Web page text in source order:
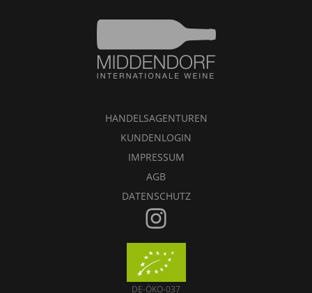
HANDELSAGENTUREN
KUNDENLOGIN
IMPRESSUM
AGB
DATENSCHUTZ
DE-ÖKO-037